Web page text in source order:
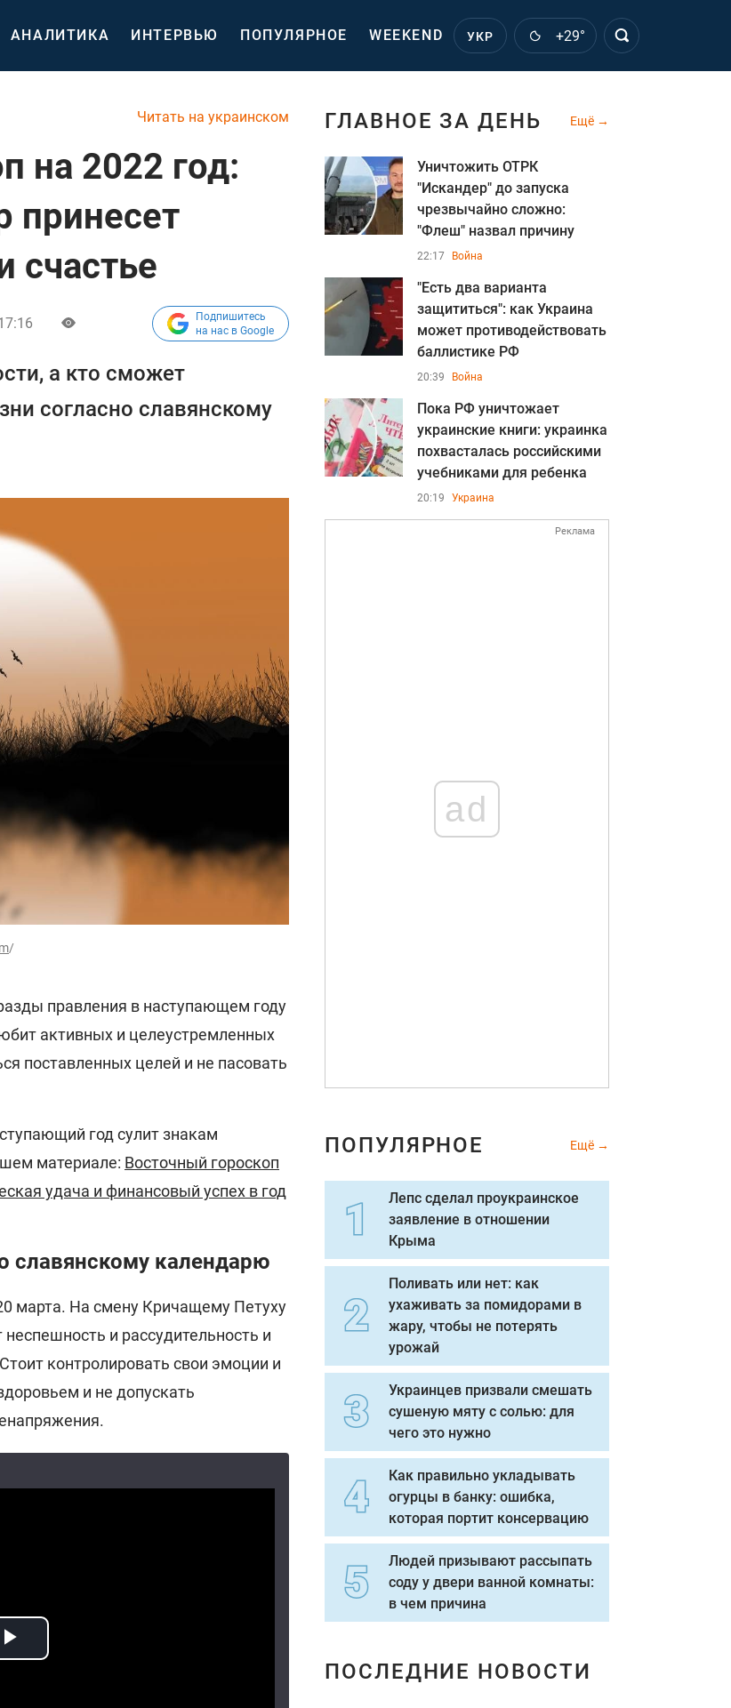
АНАЛИТИКА ИНТЕРВЬЮ ПОПУЛЯРНОЕ WEEKEND УКР +29°
Читать на украинском
на 2022 год:
принесет
счастье
Подпишитесь
на нас в Google
а кто сможет
согласно славянскому
/
правления в наступающем году
активных и целеустремленных
поставленных целей и не пасовать
год сулит знакам
материале: Восточный гороскоп
удача и финансовый успех в год
славянскому календарю
марта. На смену Кричащему Петуху
и рассудительность и
контролировать свои эмоции и
и не допускать
ГЛАВНОЕ ЗА ДЕНЬ Ещё
Уничтожить ОТРК
"Искандер" до запуска
чрезвычайно сложно:
"Флеш" назвал причину
22:17 Война
"Есть два варианта
защититься": как Украина
может противодействовать
баллистике РФ
20:39 Война
Пока РФ уничтожает
украинские книги: украинка
похвасталась российскими
учебниками для ребенка
20:19 Украина
Реклама
ad
ПОПУЛЯРНОЕ Ещё
Лепс сделал проукраинское
заявление в отношении
Крыма
Поливать или нет: как
ухаживать за помидорами в
жару, чтобы не потерять
урожай
Украинцев призвали смешать
сушеную мяту с солью: для
чего это нужно
Как правильно укладывать
огурцы в банку: ошибка,
которая портит консервацию
Людей призывают рассыпать
соду у двери ванной комнаты:
в чем причина
ПОСЛЕДНИЕ НОВОСТИ